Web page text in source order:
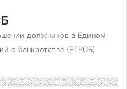
должников в Едином
о банкротстве (ЕГРСБ)